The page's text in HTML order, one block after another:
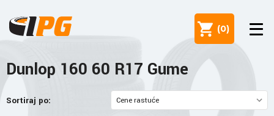
(0)
Dunlop 160 60 R17 Gume
Sortiraj po: